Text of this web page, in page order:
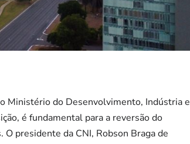
Ministério do Desenvolvimento, Indústria e
é fundamental para a reversão do
presidente da CNI, Robson Braga de